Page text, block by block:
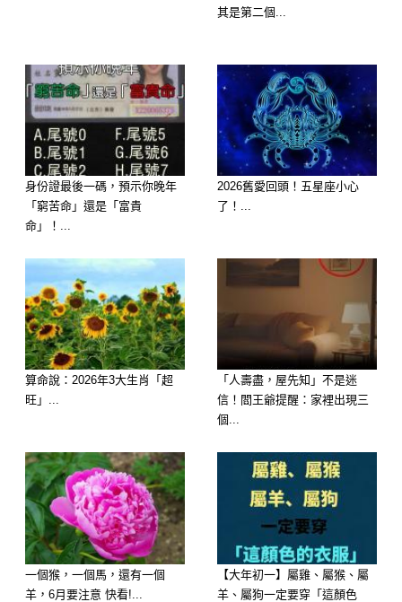
這一階段的屬羊人，如果願意調整邊界
顯轉強。
47歲的羊：人生重新排序，開始分出勝
負
47歲對屬羊人來說，是一個很關鍵的
「分水嶺」。
這時候的人生通常已經累積一定經驗，
也開始看得清誰是真心、誰只是消耗。
關鍵字：篩選、人際重整、資源回收
一種是穩定上升，開始掌握核心資源
另一種是離開不適合的環境，重新選擇
方向
但無論哪一種，本質都是「不再勉
其是第二個...
身份證最後一碼，預示你晚年
「窮苦命」還是「富貴
命」！...
2026舊愛回頭！五星座小心
了！...
算命說：2026年3大生肖「超
旺」...
「人壽盡，屋先知」不是迷
信！閻王爺提醒：家裡出現三
個...
一個猴，一個馬，還有一個
羊，6月要注意 快看!...
【大年初一】屬雞、屬猴、屬
羊、屬狗一定要穿「這顏色